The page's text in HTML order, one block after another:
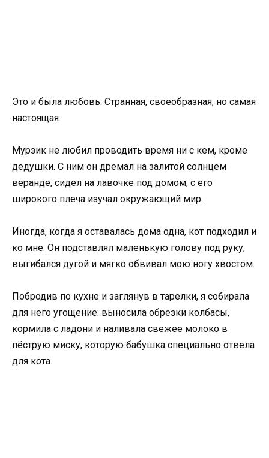
Это и была любовь. Странная, своеобразная, но самая
настоящая.
Мурзик не любил проводить время ни с кем, кроме
дедушки. С ним он дремал на залитой солнцем
веранде, сидел на лавочке под домом, с его
широкого плеча изучал окружающий мир.
Иногда, когда я оставалась дома одна, кот подходил и
ко мне. Он подставлял маленькую голову под руку,
выгибался дугой и мягко обвивал мою ногу хвостом.
Побродив по кухне и заглянув в тарелки, я собирала
для него угощение: выносила обрезки колбасы,
кормила с ладони и наливала свежее молоко в
пёструю миску, которую бабушка специально отвела
для кота.